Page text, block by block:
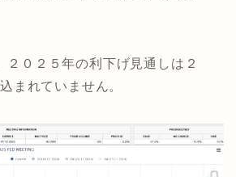
２０２５年の利下げ見通しは２
まれていません。